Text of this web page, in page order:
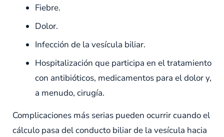
Fiebre.
Dolor.
Infección de la vesícula biliar.
Hospitalización que participa en el tratamiento
con antibióticos, medicamentos para el dolor y,
a menudo, cirugía.
Complicaciones más serias pueden ocurrir cuando el
cálculo pasa del conducto biliar de la vesícula hacia